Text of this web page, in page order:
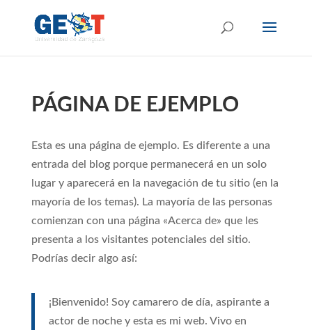
PÁGINA DE EJEMPLO
Esta es una página de ejemplo. Es diferente a una
entrada del blog porque permanecerá en un solo
lugar y aparecerá en la navegación de tu sitio (en la
mayoría de los temas). La mayoría de las personas
comienzan con una página «Acerca de» que les
presenta a los visitantes potenciales del sitio.
Podrías decir algo así:
¡Bienvenido! Soy camarero de día, aspirante a
actor de noche y esta es mi web. Vivo en